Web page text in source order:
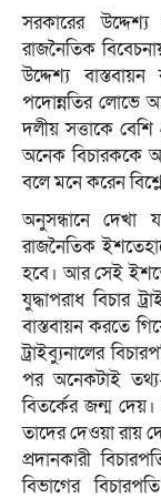
সরকারের
রাজনৈতিক
উদ্দেশ্য
পদোন্নতির লোভে
দলীয় সত্তাকে
অনেক বিচারককে
বলে মনে করেন
অনুসন্ধানে
রাজনৈতিক
হবে। আর সেই
যুদ্ধাপরাধ বিচার
বাস্তবায়ন করতে
ট্রাইব্যুনালের
পর অনেকটাই
বিতর্কের জন্ম
তাদের দেওয়া রায়
প্রদানকারী
বিভাগের